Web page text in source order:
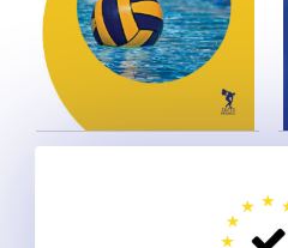
προσωρινά εξαντλημένο